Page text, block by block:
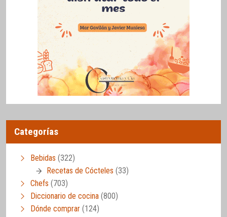
Categorías
Bebidas (322)
Recetas de Cócteles (33)
Chefs (703)
Diccionario de cocina (800)
Dónde comprar (124)